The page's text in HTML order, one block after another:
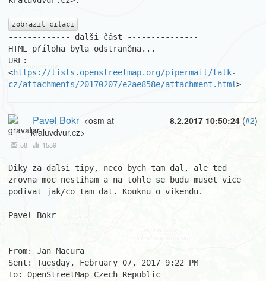
zobrazit citaci
------------- další část ---------------
HTML příloha byla odstraněna...
URL:
<https://lists.openstreetmap.org/pipermail/talk-
cz/attachments/20170207/e2ae858e/attachment.html>
8.2.2017 10:50:24 (#2)
Pavel Bokr <osm at
kraluvdvur.cz>
58 1559
Diky za dalsi tipy, neco bych tam dal, ale ted
zrovna moc nestiham a na tohle se budu muset vice
podivat jak/co tam dat. Kouknu o vikendu.
Pavel Bokr
From: Jan Macura
Sent: Tuesday, February 07, 2017 9:22 PM
To: OpenStreetMap Czech Republic